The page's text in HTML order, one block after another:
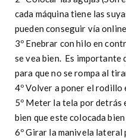
cada máquina tiene las
pueden conseguir vía
3º Enebrar con hilo en
se vea bien. Es importante
para que no se rompa al
4º Volver a poner el
5º Meter la tela por detrás
bien que este colocada bien
6º Girar la manivela lateral